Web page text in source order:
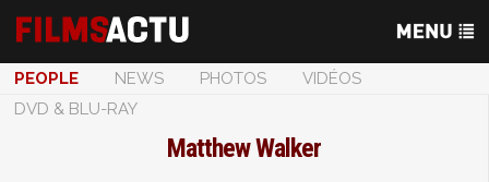
PEOPLE NEWS PHOTOS
VIDÉOS
DVD & BLU-RAY
Matthew Walker